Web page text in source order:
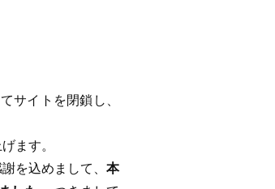
サイトを閉鎖し、
ます。
を込めまして、 本